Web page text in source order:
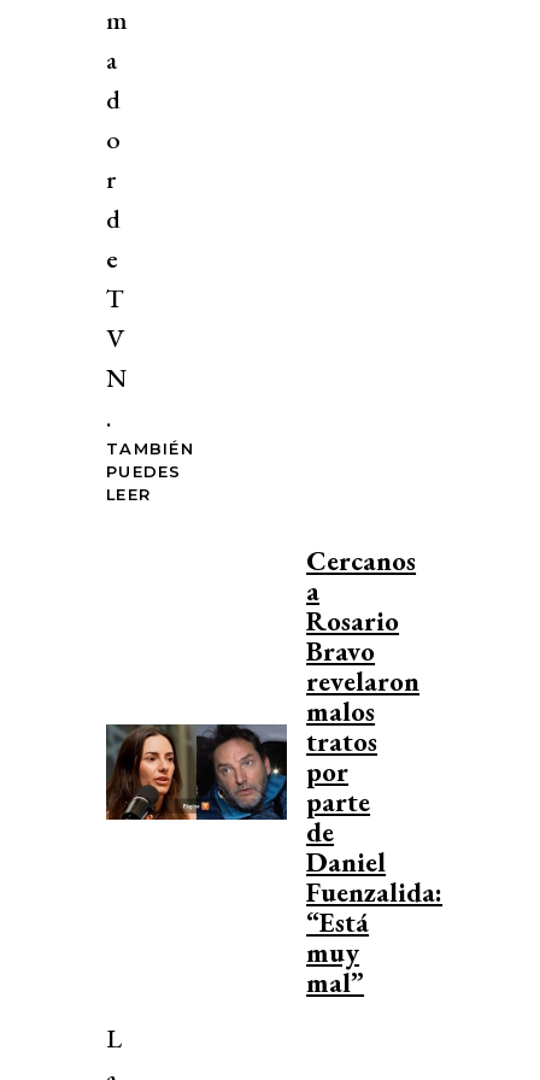
m
a
d
o
r
d
e
T
V
N
.
TAMBIÉN
PUEDES
LEER
Cercanos
a
Rosario
Bravo
revelaron
malos
tratos
por
parte
de
Daniel
Fuenzalida:
“Está
muy
mal”
L